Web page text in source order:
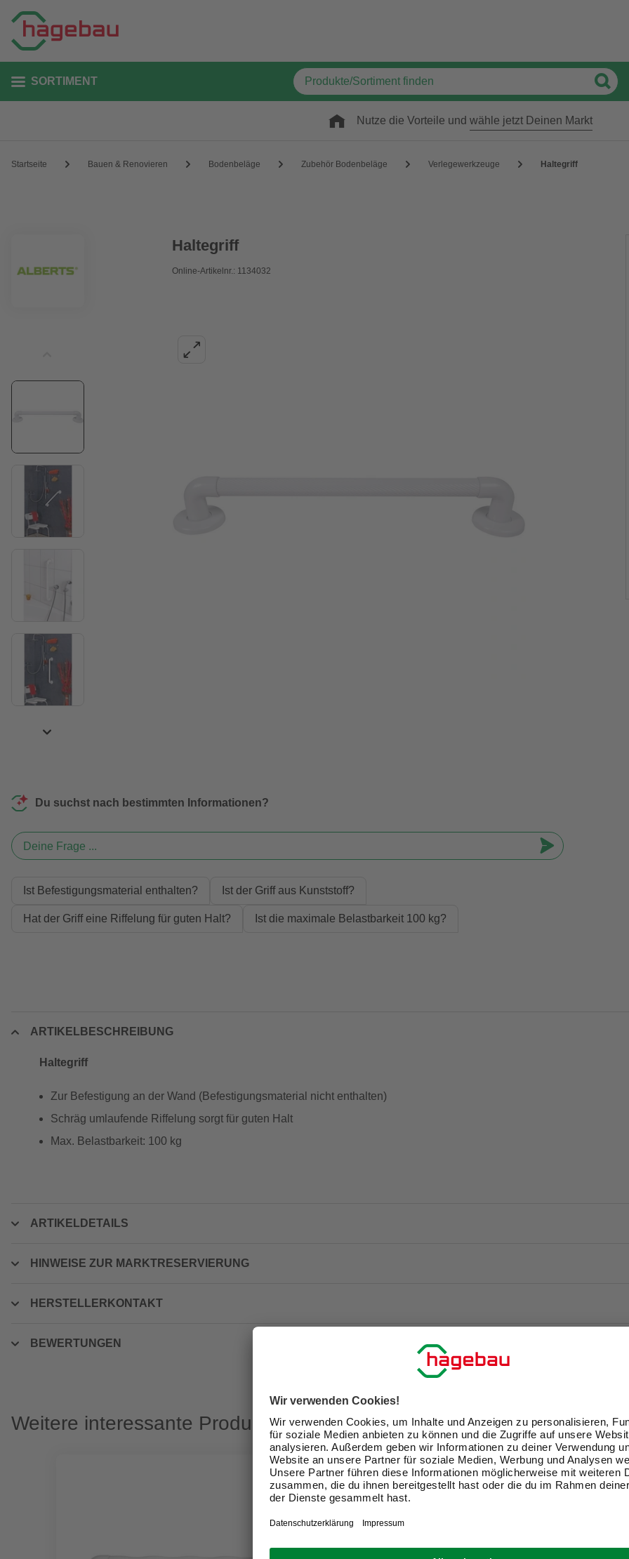
SORTIMENT
Nutze die Vorteile und wähle jetzt Deinen Markt
Startseite Bauen & Renovieren Bodenbeläge Zubehör Bodenbeläge Verlegewerkzeuge Haltegriff
Haltegriff
Online-Artikelnr.: 1134032
Du suchst nach bestimmten Informationen?
Deine Frage ...
Ist Befestigungsmaterial enthalten? Ist der Griff aus Kunststoff?
Hat der Griff eine Riffelung für guten Halt? Ist die maximale Belastbarkeit 100 kg?
ARTIKELBESCHREIBUNG
Haltegriff
Zur Befestigung an der Wand (Befestigungsmaterial nicht enthalten)
Schräg umlaufende Riffelung sorgt für guten Halt
Max. Belastbarkeit: 100 kg
ARTIKELDETAILS
HINWEISE ZUR MARKTRESERVIERUNG
HERSTELLERKONTAKT
BEWERTUNGEN
Weitere interessante Produkte